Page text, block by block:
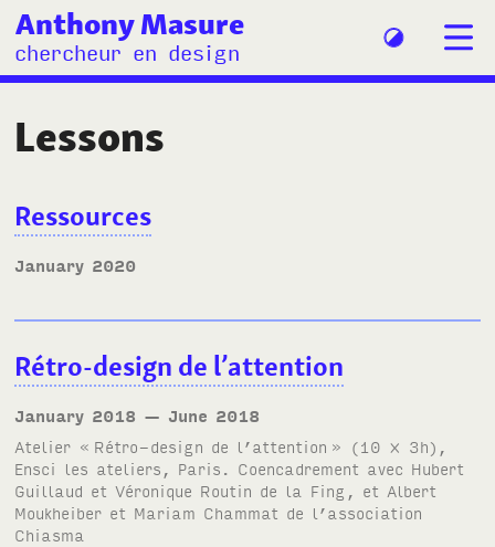
Anthony Masure
chercheur en design
Lessons
Ressources
January 2020
Rétro-design de l’attention
January 2018
— June 2018
Atelier « Rétro-design de l’attention » (10 × 3h),
Ensci les ateliers, Paris. Coencadrement avec Hubert
Guillaud et Véronique Routin de la Fing, et Albert
Moukheiber et Mariam Chammat de l’association
Chiasma